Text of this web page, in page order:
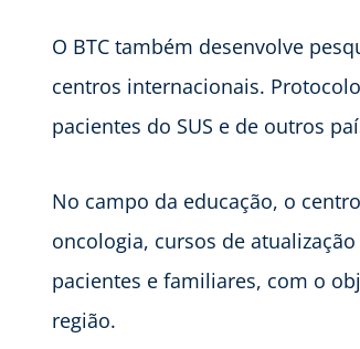
O BTC também desenvolve
centros internacionais.
pacientes do SUS e de outros
No campo da educação, o
oncologia, cursos de
pacientes e familiares, com o
região.